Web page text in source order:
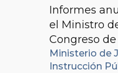
Informes
el Ministro
Congreso
Ministerio de
Instrucción